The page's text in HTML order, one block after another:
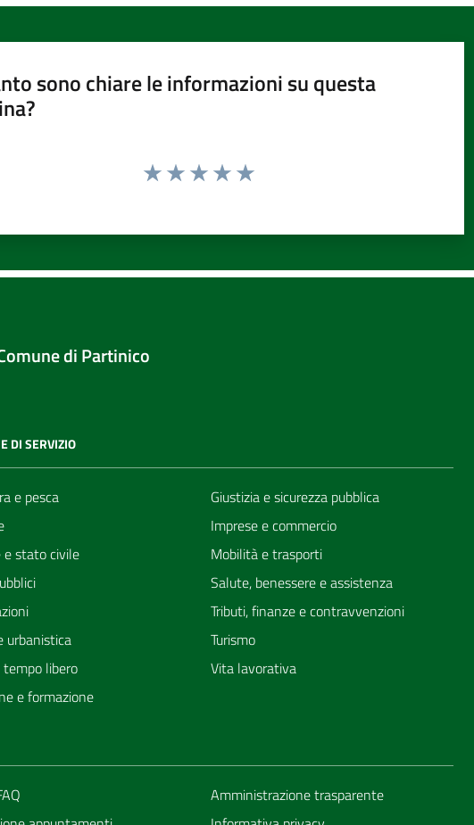
sono chiare le informazioni su questa
di Partinico
DI SERVIZIO
e pesca
e stato civile
urbanistica
libero
e formazione
Giustizia e sicurezza pubblica
Imprese e commercio
Mobilità e trasporti
Salute, benessere e assistenza
Tributi, finanze e contravvenzioni
Turismo
Vita lavorativa
Amministrazione trasparente